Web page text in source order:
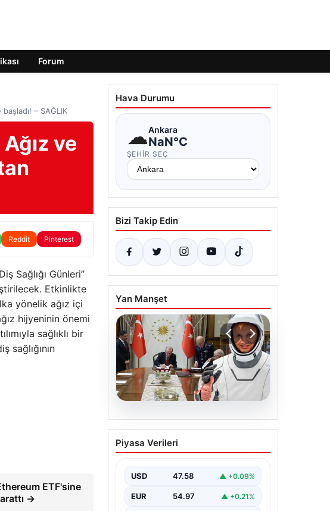
Forum
– SAĞLIK
ve
Reddit Pinterest
Sağlığı Günleri”
Etkinlikte
yönelik ağız içi
hijyeninin önemi
sağlıklı bir
sağlığının
ETF'sine
→
Hava Durumu
☁Ankara
NaN°C
ŞEHIR SEÇ
Bizi Takip Edin
Yan Manşet
05.08.2026
Yüksek Askeri Şura
(YAŞ) kararları açıklandı,
etti
Piyasa Verileri
USD 47.58 ▲ +0.09%
EUR 54.97 ▲ +0.21%